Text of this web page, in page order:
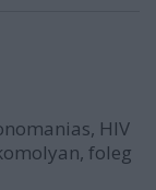
HIV
foleg